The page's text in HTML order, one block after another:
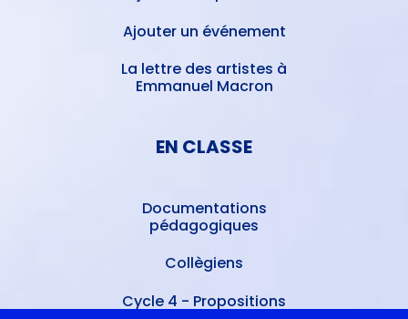
Ajouter un événement
La lettre des artistes à
Emmanuel Macron
EN CLASSE
Documentations
pédagogiques
Collègiens
Cycle 4 - Propositions